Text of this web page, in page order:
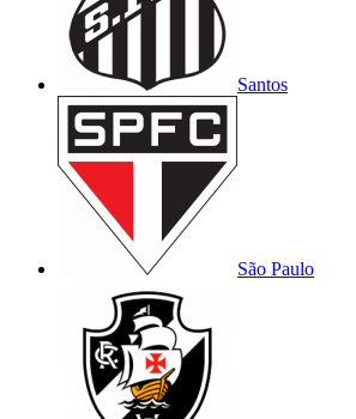
Santos
São Paulo